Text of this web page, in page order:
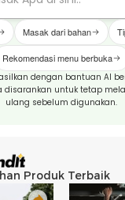
Masak dari bahan
Rekomendasi menu berbuka
dengan bantuan AI
disarankan untuk tetap
ulang sebelum digunakan.